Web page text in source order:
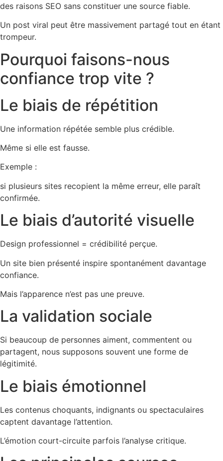
des raisons SEO sans constituer une source fiable.
Un post viral peut être massivement partagé tout en étant
trompeur.
Pourquoi faisons-nous
confiance trop vite ?
Le biais de répétition
Une information répétée semble plus crédible.
Même si elle est fausse.
Exemple :
si plusieurs sites recopient la même erreur, elle paraît
confirmée.
Le biais d’autorité visuelle
Design professionnel = crédibilité perçue.
Un site bien présenté inspire spontanément davantage
confiance.
Mais l’apparence n’est pas une preuve.
La validation sociale
Si beaucoup de personnes aiment, commentent ou
partagent, nous supposons souvent une forme de
légitimité.
Le biais émotionnel
Les contenus choquants, indignants ou spectaculaires
captent davantage l’attention.
L’émotion court-circuite parfois l’analyse critique.